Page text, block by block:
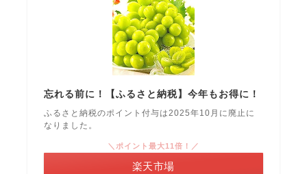
忘れる前に！【ふるさと納税】今年もお得に！
ふるさと納税のポイント付与は2025年10月に廃止に
なりました。
＼ポイント最大11倍！／
楽天市場